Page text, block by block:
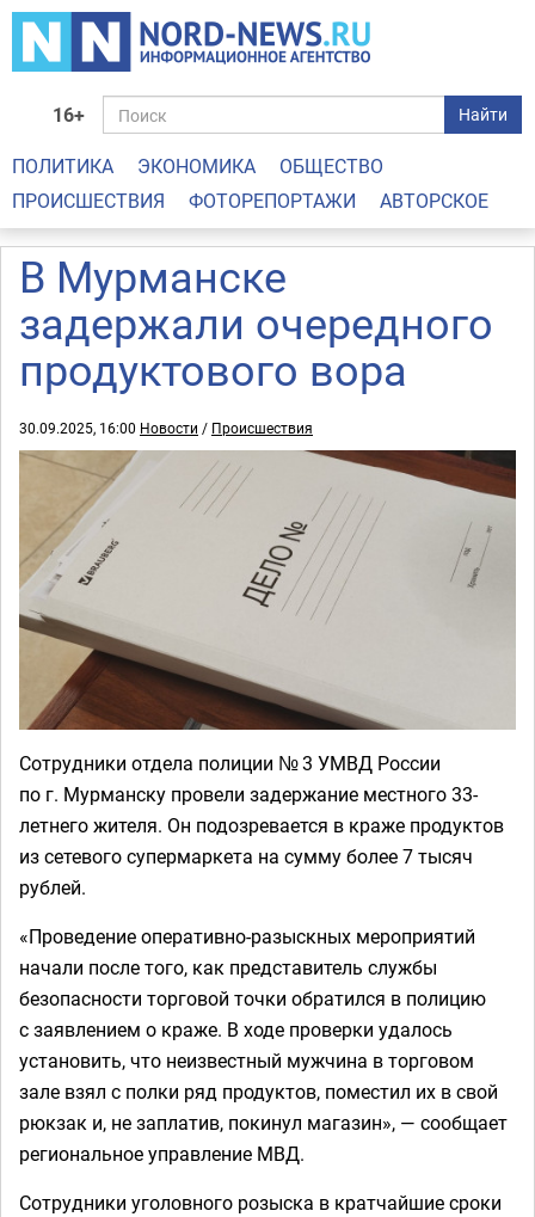
16+ Найти
ПОЛИТИКА ЭКОНОМИКА
ОБЩЕСТВО
ПРОИСШЕСТВИЯ
ФОТОРЕПОРТАЖИ АВТОРСКОЕ
В Мурманске
задержали очередного
продуктового вора
30.09.2025, 16:00 Новости / Происшествия
Сотрудники отдела полиции № 3 УМВД России
по г. Мурманску провели задержание местного 33-
летнего жителя. Он подозревается в краже продуктов
из сетевого супермаркета на сумму более 7 тысяч
рублей.
«Проведение оперативно-разыскных мероприятий
начали после того, как представитель службы
безопасности торговой точки обратился в полицию
с заявлением о краже. В ходе проверки удалось
установить, что неизвестный мужчина в торговом
зале взял с полки ряд продуктов, поместил их в свой
рюкзак и, не заплатив, покинул магазин», — сообщает
региональное управление МВД.
Сотрудники уголовного розыска в кратчайшие сроки